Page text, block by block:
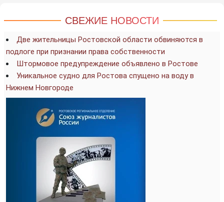
СВЕЖИЕ НОВОСТИ
Две жительницы Ростовской области обвиняются в
подлоге при признании права собственности
Штормовое предупреждение объявлено в Ростове
Уникальное судно для Ростова спущено на воду в
Нижнем Новгороде